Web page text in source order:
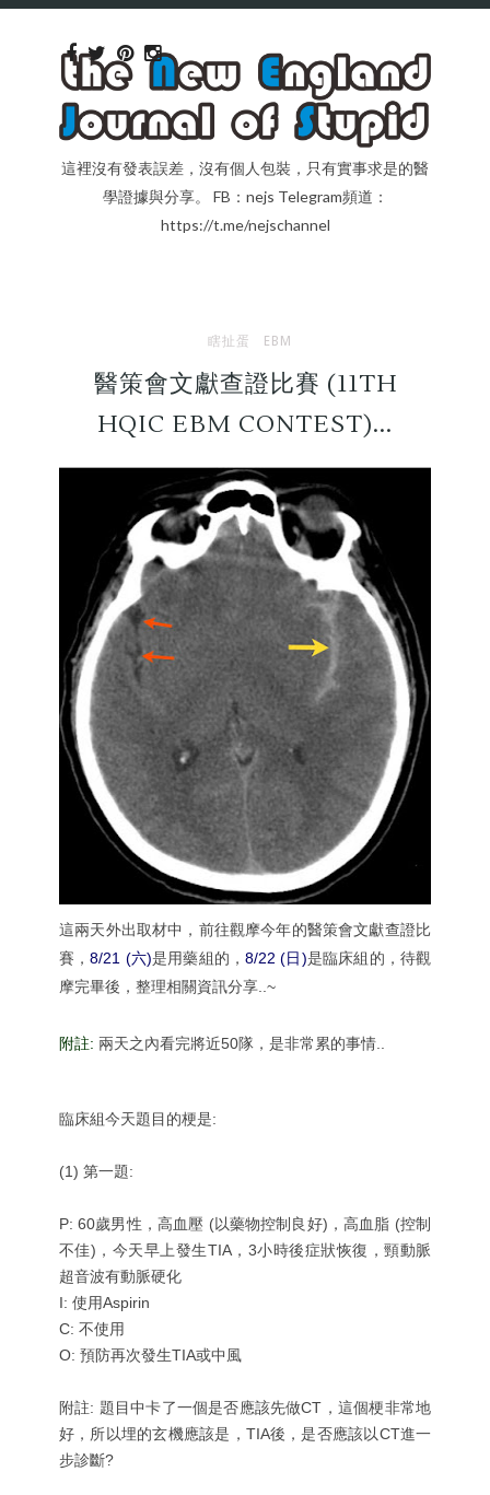
這裡沒有發表誤差，沒有個人包裝，只有實事求是的醫
學證據與分享。 FB：nejs Telegram頻道：
https://t.me/nejschannel
瞎扯蛋 EBM
醫策會文獻查證比賽 (11TH
HQIC EBM CONTEST)...
這兩天外出取材中，前往觀摩今年的醫策會文獻查證比
賽，8/21 (六)是用藥組的，8/22 (日)是臨床組的，待觀
摩完畢後，整理相關資訊分享..~
附註: 兩天之內看完將近50隊，是非常累的事情..
臨床組今天題目的梗是:
(1) 第一題:
P: 60歲男性，高血壓 (以藥物控制良好)，高血脂 (控制
不佳)，今天早上發生TIA，3小時後症狀恢復，頸動脈
超音波有動脈硬化
I: 使用Aspirin
C: 不使用
O: 預防再次發生TIA或中風
附註: 題目中卡了一個是否應該先做CT，這個梗非常地
好，所以埋的玄機應該是，TIA後，是否應該以CT進一
步診斷?